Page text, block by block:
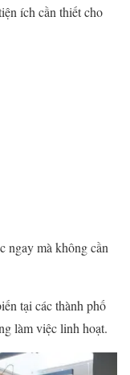
ích cần thiết cho
ngay mà không cần
tại các thành phố
làm việc linh hoạt.